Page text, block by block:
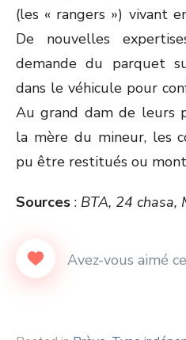
(les « rangers ») vivant
De nouvelles
demande du parquet
dans le véhicule pour
Au grand dam de leurs
la mère du mineur, les
pu être restitués ou
Sources : BTA, 24 chasa,